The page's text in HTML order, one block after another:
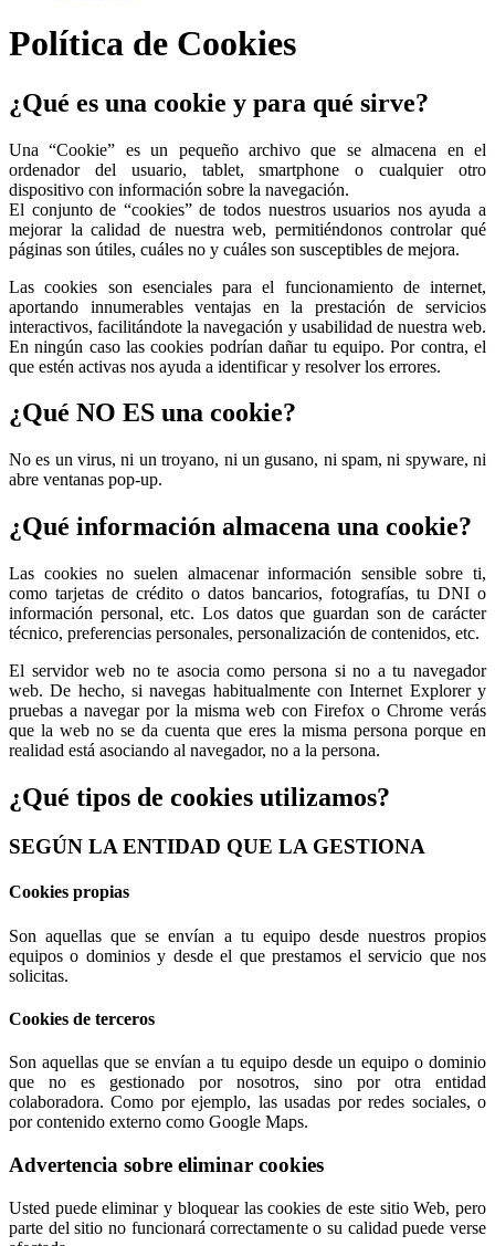
Política de Cookies
¿Qué es una cookie y para qué sirve?
Una “Cookie” es un pequeño archivo que se almacena en el
ordenador del usuario, tablet, smartphone o cualquier otro
dispositivo con información sobre la navegación.
El conjunto de “cookies” de todos nuestros usuarios nos ayuda a
mejorar la calidad de nuestra web, permitiéndonos controlar qué
páginas son útiles, cuáles no y cuáles son susceptibles de mejora.
Las cookies son esenciales para el funcionamiento de internet,
aportando innumerables ventajas en la prestación de servicios
interactivos, facilitándote la navegación y usabilidad de nuestra web.
En ningún caso las cookies podrían dañar tu equipo. Por contra, el
que estén activas nos ayuda a identificar y resolver los errores.
¿Qué NO ES una cookie?
No es un virus, ni un troyano, ni un gusano, ni spam, ni spyware, ni
abre ventanas pop-up.
¿Qué información almacena una cookie?
Las cookies no suelen almacenar información sensible sobre ti,
como tarjetas de crédito o datos bancarios, fotografías, tu DNI o
información personal, etc. Los datos que guardan son de carácter
técnico, preferencias personales, personalización de contenidos, etc.
El servidor web no te asocia como persona si no a tu navegador
web. De hecho, si navegas habitualmente con Internet Explorer y
pruebas a navegar por la misma web con Firefox o Chrome verás
que la web no se da cuenta que eres la misma persona porque en
realidad está asociando al navegador, no a la persona.
¿Qué tipos de cookies utilizamos?
SEGÚN LA ENTIDAD QUE LA GESTIONA
Cookies propias
Son aquellas que se envían a tu equipo desde nuestros propios
equipos o dominios y desde el que prestamos el servicio que nos
solicitas.
Cookies de terceros
Son aquellas que se envían a tu equipo desde un equipo o dominio
que no es gestionado por nosotros, sino por otra entidad
colaboradora. Como por ejemplo, las usadas por redes sociales, o
por contenido externo como Google Maps.
Advertencia sobre eliminar cookies
Usted puede eliminar y bloquear las cookies de este sitio Web, pero
parte del sitio no funcionará correctamente o su calidad puede verse